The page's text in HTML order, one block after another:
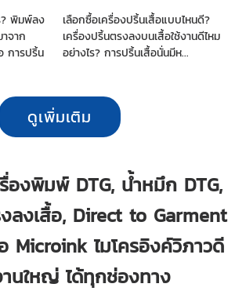
? พิมพ์ลง
จาก
การปริ้น
เลือกซื้อเครื่องปริ้นเสื้อแบบไหนดี?
เครื่องปริ้นตรงลงบนเสื้อใช้งานดีไหม
อย่างไร? การปริ้นเสื้อนั่นมีห...
ดูเพิ่มเติม
องพิมพ์ DTG, น้ำหมึก DTG,
ลงเสื้อ, Direct to Garment
ไมโครอิงค์วิภาวดี
นใหญ่ ได้ทุกช่องทาง